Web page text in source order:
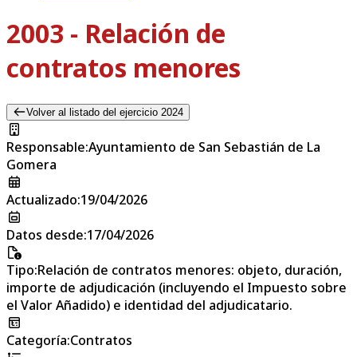
2003 - Relación de
contratos menores
Volver al listado del ejercicio 2024
Responsable:Ayuntamiento de San Sebastián de La
Gomera
Actualizado:19/04/2026
Datos desde:17/04/2026
Tipo:Relación de contratos menores: objeto, duración,
importe de adjudicación (incluyendo el Impuesto sobre
el Valor Añadido) e identidad del adjudicatario.
Categoría:Contratos